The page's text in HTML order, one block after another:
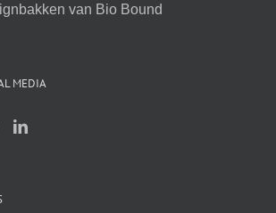
van Bio Bound
MEDIA